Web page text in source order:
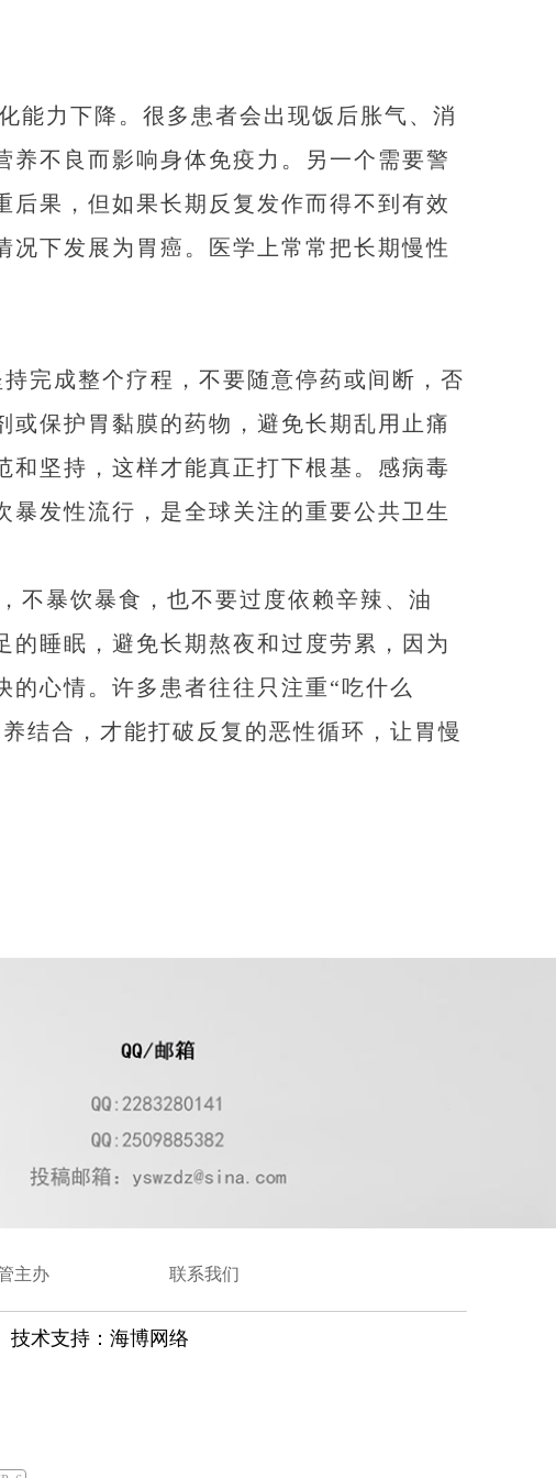
能力下降。很多患者会出现饭后胀气、消
不良而影响身体免疫力。另一个需要警
果，但如果长期反复发作而得不到有效
下发展为胃癌。医学上常常把长期慢性
完成整个疗程，不要随意停药或间断，否
保护胃黏膜的药物，避免长期乱用止痛
坚持，这样才能真正打下根基。感病毒
发性流行，是全球关注的重要公共卫生
不暴饮暴食，也不要过度依赖辛辣、油
睡眠，避免长期熬夜和过度劳累，因为
心情。许多患者往往只注重“吃什么
结合，才能打破反复的恶性循环，让胃慢
技术支持： 海博网络
主办 联系我们